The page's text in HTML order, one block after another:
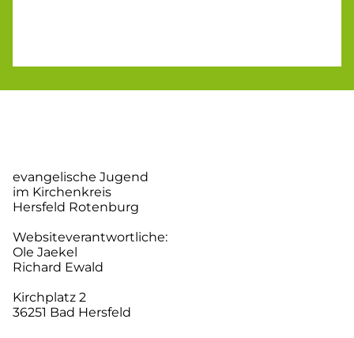
evangelische Jugend
im Kirchenkreis
Hersfeld Rotenburg
Websiteverantwortliche:
Ole Jaekel
Richard Ewald
Kirchplatz 2
36251 Bad Hersfeld